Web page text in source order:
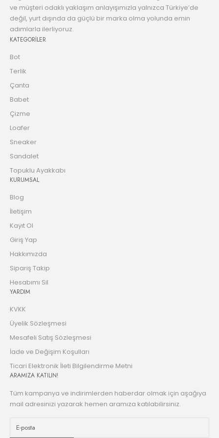
ve müşteri odaklı yaklaşım anlayışımızla yalnızca Türkiye’de
değil, yurt dışında da güçlü bir marka olma yolunda emin
adımlarla ilerliyoruz.
KATEGORİLER
Bot
Terlik
Çanta
Babet
Çizme
Loafer
Sneaker
Sandalet
Topuklu Ayakkabı
KURUMSAL
Blog
İletişim
Kayıt Ol
Giriş Yap
Hakkımızda
Sipariş Takip
Hesabımı Sil
YARDIM
KVKK
Üyelik Sözleşmesi
Mesafeli Satış Sözleşmesi
İade ve Değişim Koşulları
Ticari Elektronik İleti Bilgilendirme Metni
ARAMIZA KATILIN!
Tüm kampanya ve indirimlerden haberdar olmak için aşağıya
mail adresinizi yazarak hemen aramıza katılabilirsiniz.